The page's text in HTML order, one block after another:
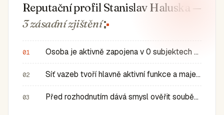
Reputační profil Stanislav Haluska —
3 zásadnízjištění
01 Osoba je aktivně zapojena v 0 subjektech a má 0 historic…
02 Síť vazeb tvoří hlavně aktivní funkce a majetkové role v…
03 Před rozhodnutím dává smysl ověřit souběh rolí, historic…